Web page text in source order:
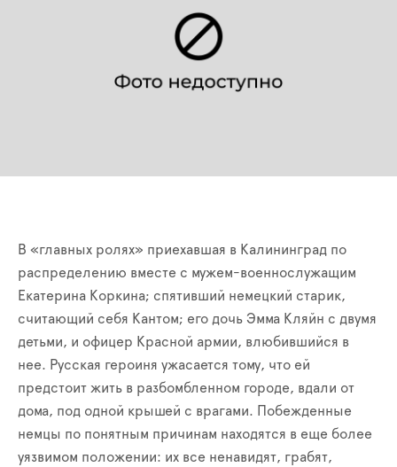
В «главных ролях» приехавшая в Калининград по
распределению вместе с мужем-военнослужащим
Екатерина Коркина; спятивший немецкий старик,
считающий себя Кантом; его дочь Эмма Кляйн с двумя
детьми, и офицер Красной армии, влюбившийся в
нее. Русская героиня ужасается тому, что ей
предстоит жить в разбомбленном городе, вдали от
дома, под одной крышей с врагами. Побежденные
немцы по понятным причинам находятся в еще более
уязвимом положении: их все ненавидят, грабят,